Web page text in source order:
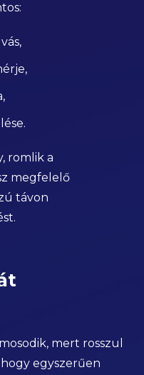
romlik a
megfelelő
távon
mert rosszul
egyszerűen